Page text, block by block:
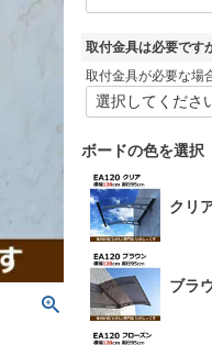
取付金具は必要です
取付金具が必要な場
ボードの色を選択
クリ
ブラ